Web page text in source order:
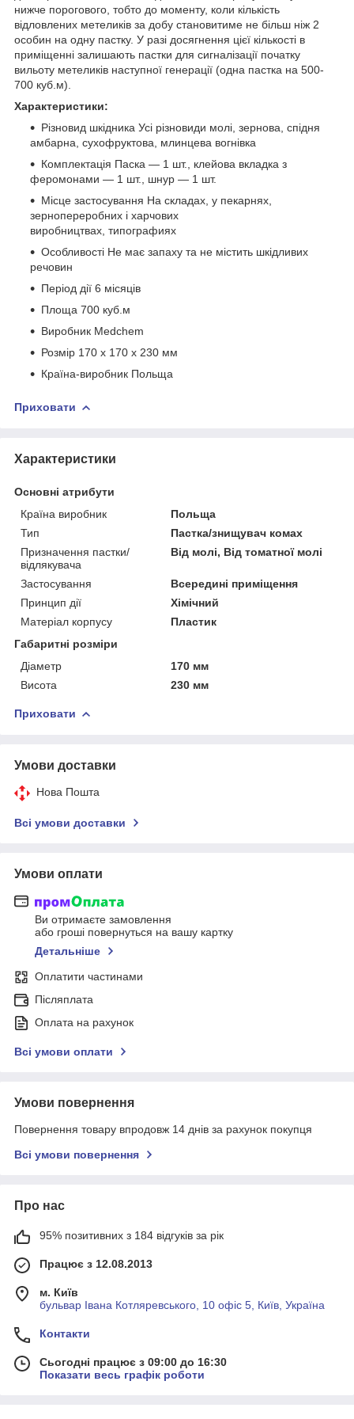
нижче порогового, тобто до моменту, коли кількість
відловлених метеликів за добу становитиме не більш ніж 2
особин на одну пастку. У разі досягнення цієї кількості в
приміщенні залишають пастки для сигналізації початку
вильоту метеликів наступної генерації (одна пастка на 500-
700 куб.м).
Характеристики:
Різновид шкідника Усі різновиди молі, зернова, спідня
амбарна, сухофруктова, млинцева вогнівка
Комплектація Паска — 1 шт., клейова вкладка з
феромонами — 1 шт., шнур — 1 шт.
Місце застосування На складах, у пекарнях,
зернопереробних і харчових
виробництвах, типографиях
Особливості Не має запаху та не містить шкідливих
речовин
Період дії 6 місяців
Площа 700 куб.м
Виробник Medchem
Розмір 170 х 170 х 230 мм
Країна-виробник Польща
Приховати
Характеристики
Основні атрибути
Країна виробник
Польща
Тип
Пастка/знищувач комах
Призначення пастки/
відлякувача
Від молі, Від томатної молі
Застосування
Всередині приміщення
Принцип дії
Хімічний
Матеріал корпусу
Пластик
Габаритні розміри
Діаметр
170 мм
Висота
230 мм
Приховати
Умови доставки
Нова Пошта
Всі умови доставки
Умови оплати
Ви отримаєте замовлення
або гроші повернуться на вашу картку
Детальніше
Оплатити частинами
Післяплата
Оплата на рахунок
Всі умови оплати
Умови повернення
Повернення товару впродовж 14 днів за рахунок покупця
Всі умови повернення
Про нас
95% позитивних з 184 відгуків за рік
Працює з 12.08.2013
м. Київ
бульвар Івана Котляревського, 10 офіс 5, Київ, Україна
Контакти
Сьогодні працює з 09:00 до 16:30
Показати весь графік роботи